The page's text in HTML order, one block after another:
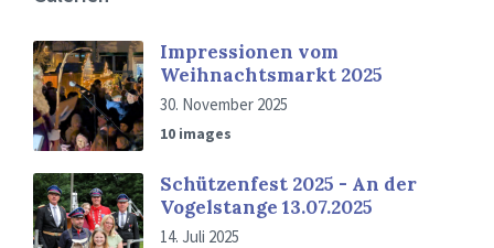
Impressionen vom
Weihnachtsmarkt 2025
30. November 2025
10 images
Schützenfest 2025 - An der
Vogelstange 13.07.2025
14. Juli 2025